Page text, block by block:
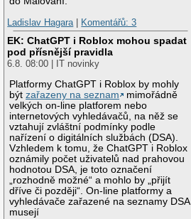
Ladislav Hagara
Komentářů: 3
EK: ChatGPT i Roblox mohou spadat
pod přísnější pravidla
6.8. 08:00 | IT novinky
Platformy ChatGPT i Roblox by mohly
býtzařazeny na seznam
mimořádně
velkých on-line platforem nebo
internetových vyhledávačů, na něž se
vztahují zvláštní podmínky podle
nařízení o digitálních službách (DSA).
Vzhledem k tomu, že ChatGPT i Roblox
oznámily počet uživatelů nad prahovou
hodnotou DSA, je toto označení
„rozhodně možné“ a mohlo by „přijít
dříve či později“. On-line platformy a
vyhledávače zařazené na seznamy DSA
musejí